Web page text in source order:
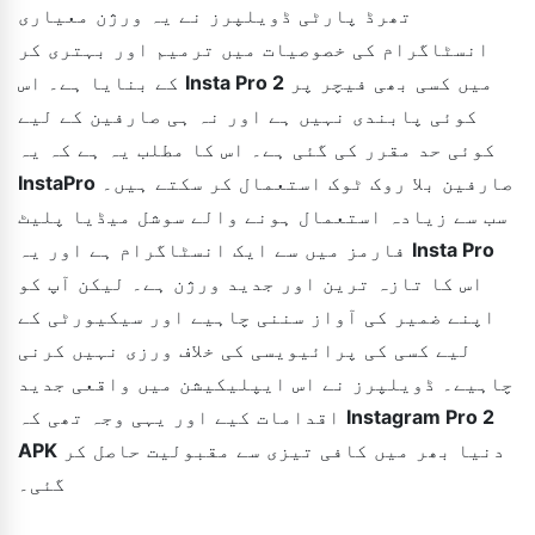
تھرڈ پارٹی ڈویلپرز نے یہ ورژن معیاری
انسٹاگرام کی خصوصیات میں ترمیم اور بہتری کر
Insta Pro 2
کوئی پابندی نہیں ہے اور نہ ہی صارفین کے لیے
کوئی حد مقرر کی گئی ہے۔ اس کا مطلب یہ ہے کہ یہ
InstaPro
سب سے زیادہ استعمال ہونے والے سوشل میڈیا پلیٹ
Insta Pro
اس کا تازہ ترین اور جدید ورژن ہے۔ لیکن آپ کو
اپنے ضمیر کی آواز سننی چاہیے اور سیکیورٹی کے
لیے کسی کی پرائیویسی کی خلاف ورزی نہیں کرنی
چاہیے۔ ڈویلپرز نے اس ایپلیکیشن میں واقعی جدید
Instagram Pro 2
APK
گئی۔